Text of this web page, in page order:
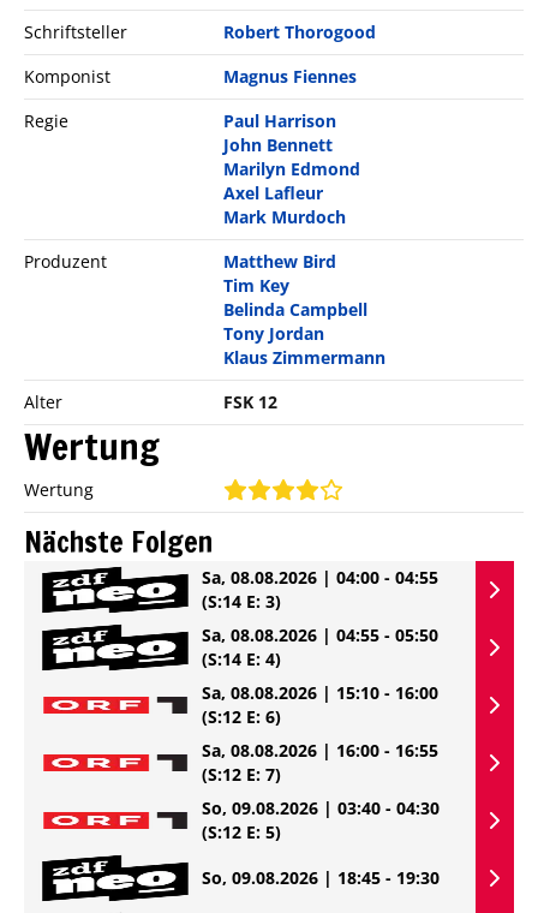
Schriftsteller
Robert Thorogood
Komponist
Magnus Fiennes
Regie
Paul Harrison
John Bennett
Marilyn Edmond
Axel Lafleur
Mark Murdoch
Produzent
Matthew Bird
Tim Key
Belinda Campbell
Tony Jordan
Klaus Zimmermann
Alter
FSK 12
Wertung
Wertung
Nächste Folgen
Sa, 08.08.2026 | 04:00 - 04:55
(S:14 E: 3)
Sa, 08.08.2026 | 04:55 - 05:50
(S:14 E: 4)
Sa, 08.08.2026 | 15:10 - 16:00
(S:12 E: 6)
Sa, 08.08.2026 | 16:00 - 16:55
(S:12 E: 7)
So, 09.08.2026 | 03:40 - 04:30
(S:12 E: 5)
So, 09.08.2026 | 18:45 - 19:30